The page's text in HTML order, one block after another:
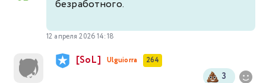
безработного.
12 апреля 2026 14:18
[SoL] Ulguiorra 264
3